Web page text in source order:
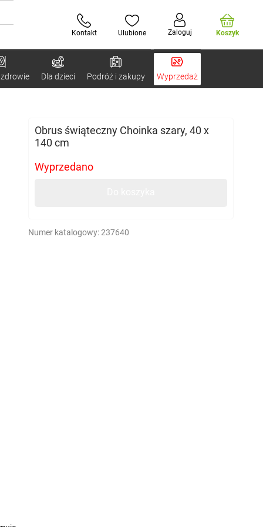
Kontakt Ulubione Zaloguj Koszyk
Dla dzieci Podróż i zakupy Wyprzedaż
Obrus świąteczny Choinka szary, 40 x
140 cm
Wyprzedano
Numer katalogowy:237640